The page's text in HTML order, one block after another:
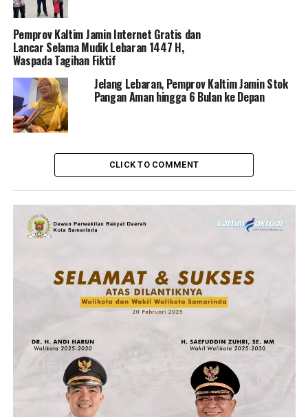
Pemprov Kaltim Jamin Internet Gratis dan
Lancar Selama Mudik Lebaran 1447 H,
Waspada Tagihan Fiktif
Jelang Lebaran, Pemprov Kaltim Jamin Stok
Pangan Aman hingga 6 Bulan ke Depan
CLICK TO COMMENT